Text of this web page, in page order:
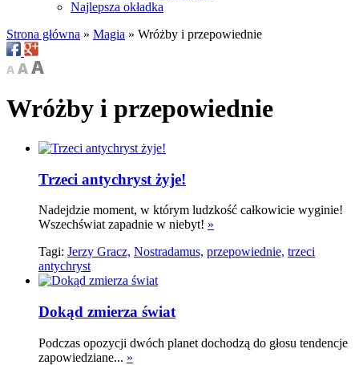
Najlepsza okładka
Strona główna » Magia » Wróżby i przepowiednie
Wróżby i przepowiednie
Trzeci antychryst żyje!
Nadejdzie moment, w którym ludzkość całkowicie wyginie!
Wszechświat zapadnie w niebyt! »
Tagi: Jerzy Gracz, Nostradamus, przepowiednie, trzeci
antychryst
Dokąd zmierza świat
Podczas opozycji dwóch planet dochodzą do głosu tendencje
zapowiedziane... »